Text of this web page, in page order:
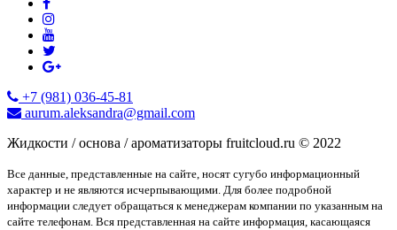
+7 (981) 036-45-81
aurum.aleksandra@gmail.com
Жидкости / основа / ароматизаторы fruitcloud.ru © 2022
Все данные, представленные на сайте, носят сугубо информационный
характер и не являются исчерпывающими. Для более подробной
информации следует обращаться к менеджерам компании по указанным на
сайте телефонам. Вся представленная на сайте информация, касающаяся